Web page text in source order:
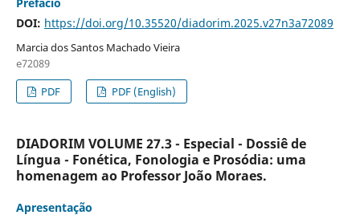
Prefacio
DOI: https://doi.org/10.35520/diadorim.2025.v27n3a72089
Marcia dos Santos Machado Vieira
e72089
PDF
PDF (English)
DIADORIM VOLUME 27.3 - Especial - Dossiê de
Língua - Fonética, Fonologia e Prosódia: uma
homenagem ao Professor João Moraes.
Apresentação